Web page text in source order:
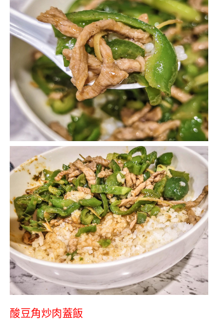
酸豆角炒肉蓋飯